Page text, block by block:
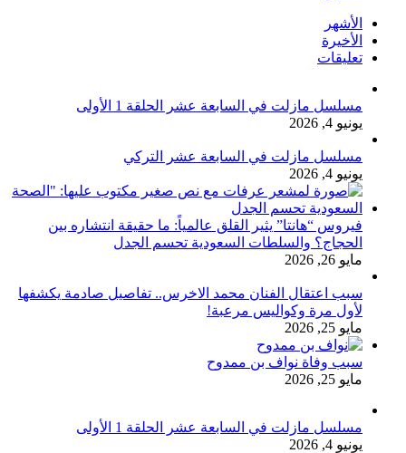
الأشهر
الأخيرة
تعليقات
مسلسل مازلت في السابعة عشر الحلقة 1 الأولى
يونيو 4, 2026
مسلسل مازلت في السابعة عشر التركي
يونيو 4, 2026
فيروس “هانتا” يثير القلق عالمياً: ما حقيقة انتشاره بين
الحجاج؟ والسلطات السعودية تحسم الجدل
مايو 26, 2026
سبب اعتقال الفنان محمد الاخرس.. تفاصيل صادمة يكشفها
لأول مرة وكواليس مرعبة!
مايو 25, 2026
سبب وفاة نواف بن ممدوح
مايو 25, 2026
مسلسل مازلت في السابعة عشر الحلقة 1 الأولى
يونيو 4, 2026